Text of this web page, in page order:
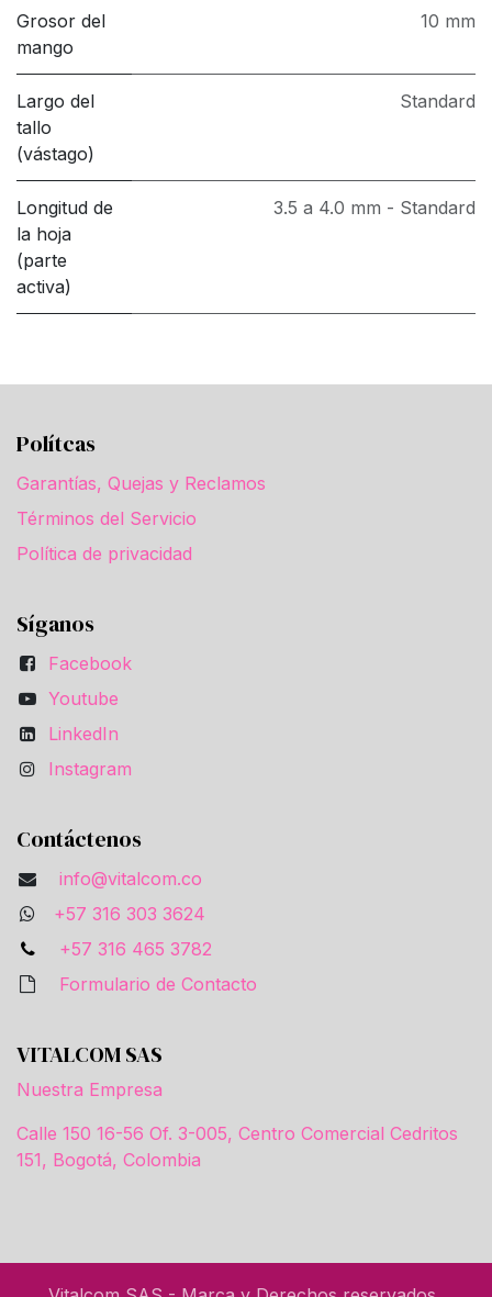
Grosor del
mango
10 mm
Largo del
tallo
(vástago)
Standard
Longitud de
la hoja
(parte
activa)
3.5 a 4.0 mm - Standard
Polítcas
Garantías, Quejas y Reclamos
Términos del Servicio
Política de privacidad
Síganos
Facebook
Youtube
LinkedIn
Instagram
Contáctenos
info@vitalcom.co
+57 316 303 3624
+57 316 465 3782
Formulario de Contacto
VITALCOM SAS
Nuestra Empresa
Calle 150 16-56 Of. 3-005, Centro Comercial Cedritos
151, Bogotá, Colombia